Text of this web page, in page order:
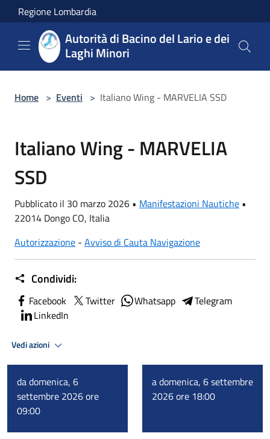
Salta al contenuto principale
Regione Lombardia
Autorità di Bacino del Lario e dei
Laghi Minori
Home > Eventi > Italiano Wing - MARVELIA SSD
Italiano Wing - MARVELIA
SSD
Pubblicato il 30 marzo 2026 • Manifestazioni Nautiche •
22014 Dongo CO, Italia
Autorizzazione - Avviso di Cauta Navigazione
Condividi:
Facebook Twitter Whatsapp
Telegram
LinkedIn
Vedi azioni
da domenica, 6
settembre 2026 ore
09:00
a domenica, 6 settembre
2026 ore 18:00